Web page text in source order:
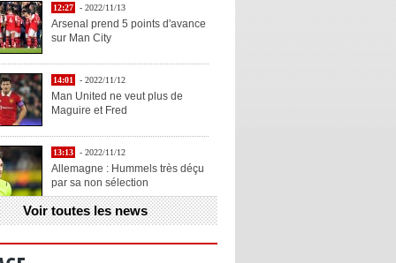
12:27 - 2022/11/13
Arsenal prend 5 points d'avance
sur Man City
14:01 - 2022/11/12
Man United ne veut plus de
Maguire et Fred
13:13 - 2022/11/12
Allemagne : Hummels très déçu
par sa non sélection
13:11 - 2022/11/12
Henry explique la chose qu'il
Voir toutes les news